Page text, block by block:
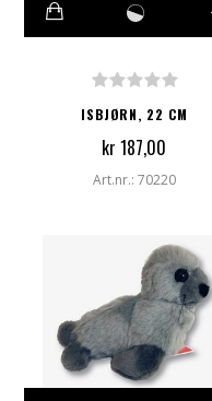
ISBJØRN, 22 CM
kr 187,00
Art.nr.: 70220